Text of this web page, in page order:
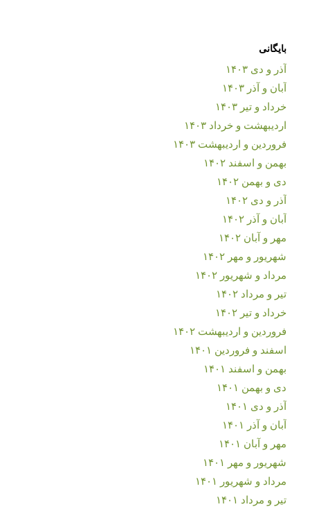
بایگانی
آذر و دی ۱۴۰۳
آبان و آذر ۱۴۰۳
خرداد و تیر ۱۴۰۳
اردیبهشت و خرداد ۱۴۰۳
فروردین و اردیبهشت ۱۴۰۳
بهمن و اسفند ۱۴۰۲
دی و بهمن ۱۴۰۲
آذر و دی ۱۴۰۲
آبان و آذر ۱۴۰۲
مهر و آبان ۱۴۰۲
شهریور و مهر ۱۴۰۲
مرداد و شهریور ۱۴۰۲
تیر و مرداد ۱۴۰۲
خرداد و تیر ۱۴۰۲
فروردین و اردیبهشت ۱۴۰۲
اسفند و فروردین ۱۴۰۱
بهمن و اسفند ۱۴۰۱
دی و بهمن ۱۴۰۱
آذر و دی ۱۴۰۱
آبان و آذر ۱۴۰۱
مهر و آبان ۱۴۰۱
شهریور و مهر ۱۴۰۱
مرداد و شهریور ۱۴۰۱
تیر و مرداد ۱۴۰۱